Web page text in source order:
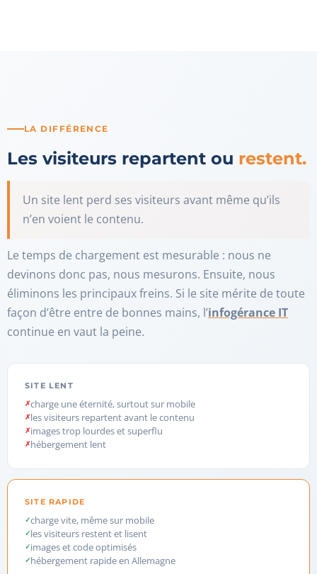
LA DIFFÉRENCE
Les visiteurs repartent ou restent.
Un site lent perd ses visiteurs avant même qu’ils
n’en voient le contenu.
Le temps de chargement est mesurable : nous ne
devinons donc pas, nous mesurons. Ensuite, nous
éliminons les principaux freins. Si le site mérite de toute
façon d’être entre de bonnes mains, l’infogérance IT
continue en vaut la peine.
SITE LENT
charge une éternité, surtout sur mobile
les visiteurs repartent avant le contenu
images trop lourdes et superflu
hébergement lent
SITE RAPIDE
charge vite, même sur mobile
les visiteurs restent et lisent
images et code optimisés
hébergement rapide en Allemagne